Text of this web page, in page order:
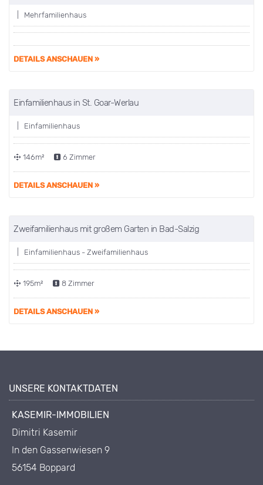
| Mehrfamilienhaus
DETAILS ANSCHAUEN »
Einfamilienhaus in St. Goar-Werlau
| Einfamilienhaus
146m² 6 Zimmer
DETAILS ANSCHAUEN »
Zweifamilienhaus mit großem Garten in Bad-Salzig
| Einfamilienhaus - Zweifamilienhaus
195m² 8 Zimmer
DETAILS ANSCHAUEN »
UNSERE KONTAKTDATEN
KASEMIR-IMMOBILIEN
Dimitri Kasemir
In den Gassenwiesen 9
56154 Boppard